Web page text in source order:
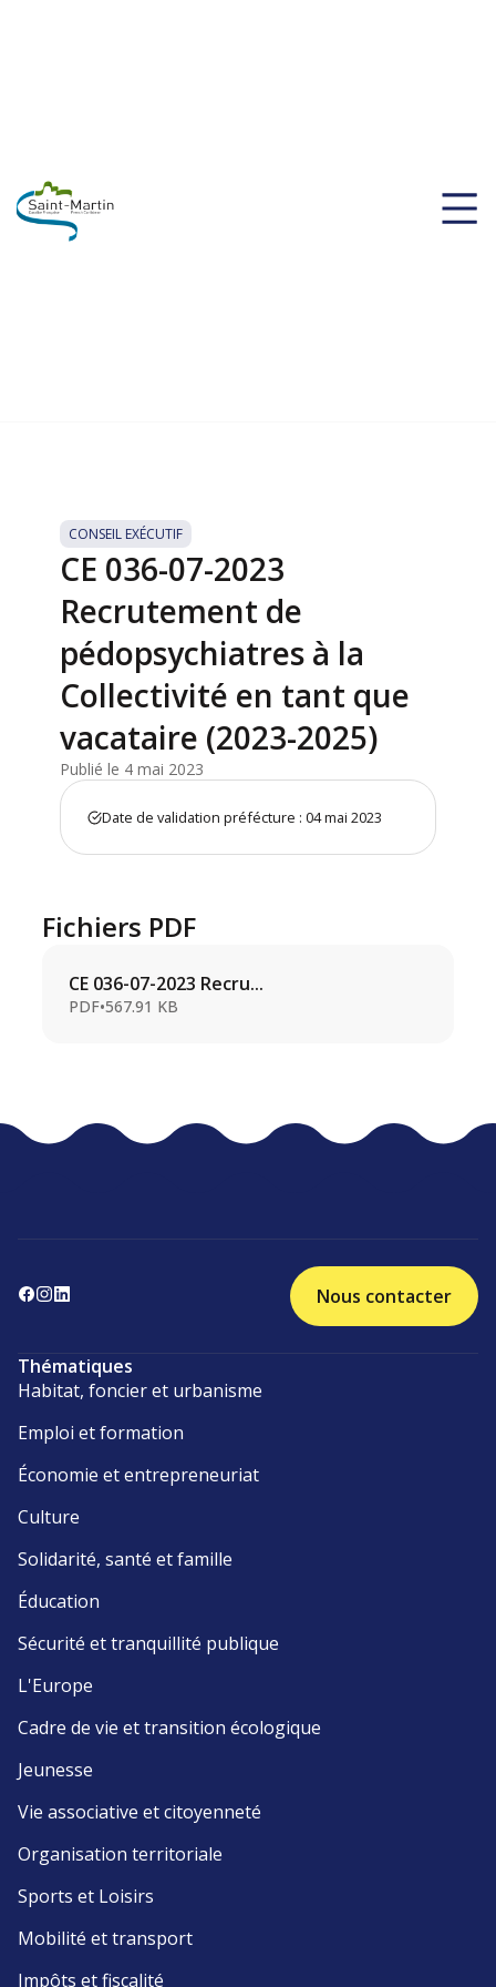
CONSEIL EXÉCUTIF
CE 036-07-2023
Recrutement de
pédopsychiatres à la
Collectivité en tant que
vacataire (2023-2025)
Publié le 4 mai 2023
Date de validation préfécture : 04 mai 2023
Fichiers PDF
CE 036-07-2023 Recru...
PDF•567.91 KB
Nous contacter
Thématiques
Habitat, foncier et urbanisme
Emploi et formation
Économie et entrepreneuriat
Culture
Solidarité, santé et famille
Éducation
Sécurité et tranquillité publique
L'Europe
Cadre de vie et transition écologique
Jeunesse
Vie associative et citoyenneté
Organisation territoriale
Sports et Loisirs
Mobilité et transport
Impôts et fiscalité